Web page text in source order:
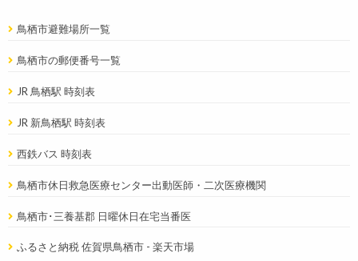
鳥栖市避難場所一覧
鳥栖市の郵便番号一覧
JR 鳥栖駅 時刻表
JR 新鳥栖駅 時刻表
西鉄バス 時刻表
鳥栖市休日救急医療センター出動医師・二次医療機関
鳥栖市･三養基郡 日曜休日在宅当番医
ふるさと納税 佐賀県鳥栖市 - 楽天市場